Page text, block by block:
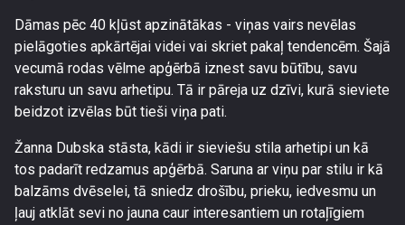
Dāmas pēc 40 kļūst apzinātākas - viņas vairs nevēlas
pielāgoties apkārtējai videi vai skriet pakaļ tendencēm. Šajā
vecumā rodas vēlme apģērbā iznest savu būtību, savu
raksturu un savu arhetipu. Tā ir pāreja uz dzīvi, kurā sieviete
beidzot izvēlas būt tieši viņa pati.
Žanna Dubska stāsta, kādi ir sieviešu stila arhetipi un kā
tos padarīt redzamus apģērbā. Saruna ar viņu par stilu ir kā
balzāms dvēselei, tā sniedz drošību, prieku, iedvesmu un
ļauj atklāt sevi no jauna caur interesantiem un rotaļīgiem